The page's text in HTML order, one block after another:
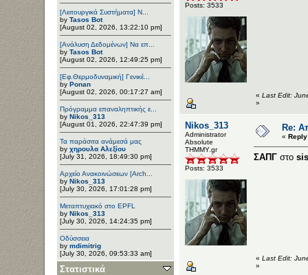
[Λειτουργικά Συστήματα] Ν...
by Tasos Bot
[August 02, 2026, 13:22:10 pm]
[Ανάλυση Δεδομένων] Να επ...
by Tasos Bot
[August 02, 2026, 12:49:25 pm]
[Εφ.Θερμοδυναμική] Γενικέ...
by Ponan
[August 02, 2026, 00:17:27 am]
Πρόγραμμα επαναληπτικής ε...
by Nikos_313
[August 01, 2026, 22:47:39 pm]
Τα παράσιτα ανάμεσά μας
by χηρουλα Αλεξίου
[July 31, 2026, 18:49:30 pm]
Αρχείο Ανακοινώσεων [Arch...
by Nikos_313
[July 30, 2026, 17:01:28 pm]
Μεταπτυχιακό στο EPFL
by Nikos_313
[July 30, 2026, 14:24:35 pm]
Οδύσσεια
by mdimitrig
[July 30, 2026, 09:53:33 am]
Στατιστικά
Posts: 3533
« Last Edit:
»
Nikos_313
Administrator
Αbsolute
ΤΗΜΜΥ.gr
Posts: 3533
Re:
«
ΣΑΠΓ στο sis
« Last Edit:
»